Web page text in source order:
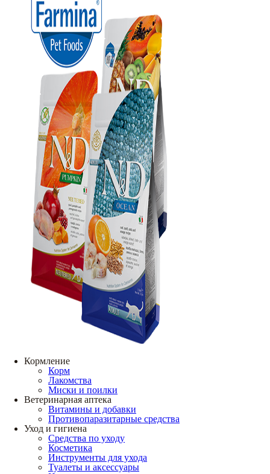
Кормление
Корм
Лакомства
Миски и поилки
Ветеринарная аптека
Витамины и добавки
Противопаразитарные средства
Уход и гигиена
Средства по уходу
Косметика
Инструменты для ухода
Туалеты и аксессуары